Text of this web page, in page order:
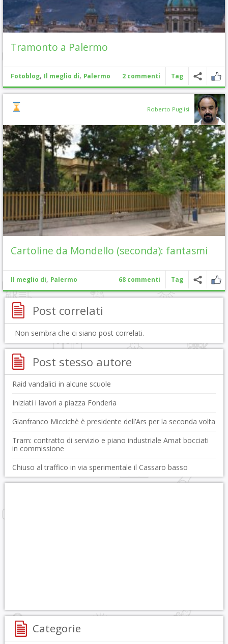
Tramonto a Palermo
Fotoblog, Il meglio di, Palermo 2 commenti Tag
Roberto Puglisi
Cartoline da Mondello (seconda): fantasmi
Il meglio di, Palermo 68 commenti Tag
Post correlati
Non sembra che ci siano post correlati.
Post stesso autore
Raid vandalici in alcune scuole
Iniziati i lavori a piazza Fonderia
Gianfranco Miccichè è presidente dell’Ars per la seconda volta
Tram: contratto di servizio e piano industriale Amat bocciati
in commissione
Chiuso al traffico in via sperimentale il Cassaro basso
Categorie